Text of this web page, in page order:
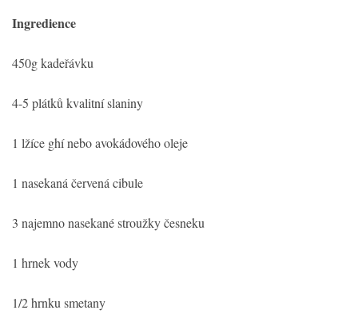
Ingredience
450g kadeřávku
4-5 plátků kvalitní slaniny
1 lžíce ghí nebo avokádového oleje
1 nasekaná červená cibule
3 najemno nasekané stroužky česneku
1 hrnek vody
1/2 hrnku smetany